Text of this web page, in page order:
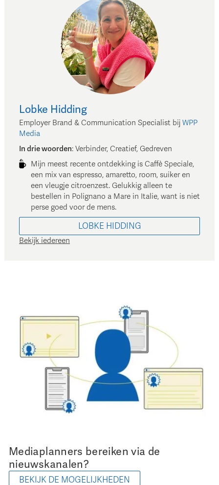
Lobke Hidding
Employer Brand & Communication Specialist bij WPP
Media
In drie woorden: Verbinder, Creatief, Gedreven
Mijn meest recente ontdekking is Caffè Speciale,
een mix van espresso, amaretto, room, suiker en
een vleugje citroenzest. Gelukkig alleen te
bestellen in Polignano a Mare in Italie, want is niet
perse goed voor de mens.
LOBKE HIDDING
Bekijk iedereen
Mediaplanners bereiken via de
nieuwskanalen?
BEKIJK DE MOGELIJKHEDEN